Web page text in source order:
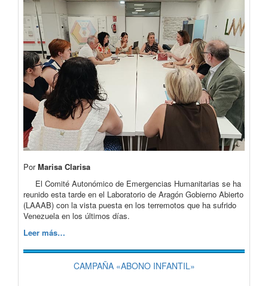
PorMarisa Clarisa
El Comité Autonómico de Emergencias Humanitarias se ha
reunido esta tarde en el Laboratorio de Aragón Gobierno Abierto
(LAAAB) con la vista puesta en los terremotos que ha sufrido
Venezuela en los últimos días.
Leer más…
CAMPAÑA «ABONO INFANTIL»